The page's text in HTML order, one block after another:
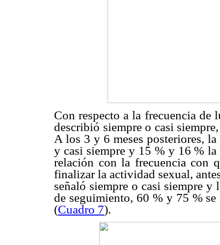
Con respecto a la frecuencia
describió siempre o casi
A los 3 y 6 meses posteriores,
y casi siempre y 15 % y 16 %
relación con la frecuencia con
finalizar la actividad sexual,
señaló siempre o casi siempre
de seguimiento, 60 % y 75 % se
(Cuadro 7).